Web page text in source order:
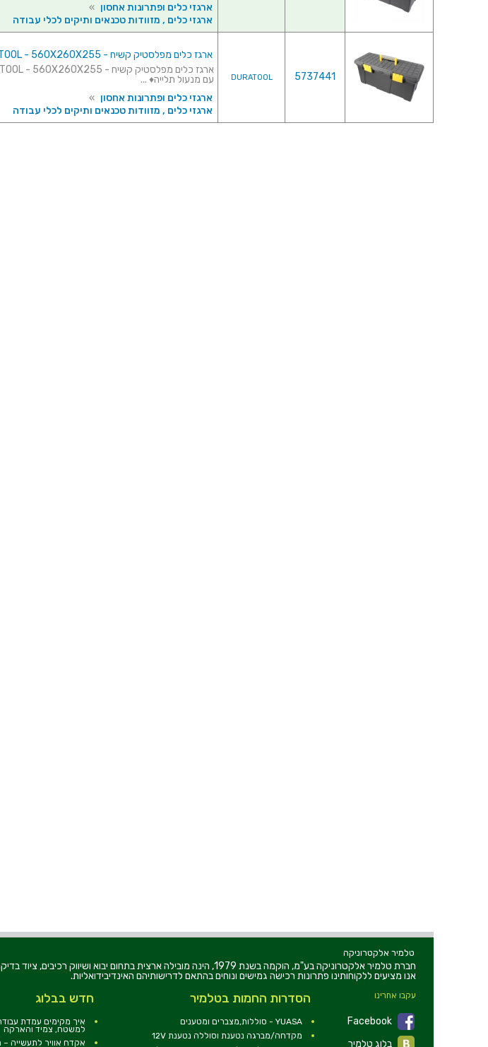
ארגזי כלים ופתרונות אחסון »
ארגזי כלים , מזוודות טכנאים ותיקים לכלי עבודה
5737441
DURATOOL
ארגז כלים מפלסטיק קשיח - DURATOOL - 560X260X255
עם מנעול תלייה♦ ...
ארגזי כלים ופתרונות אחסון »
ארגזי כלים , מזוודות טכנאים ותיקים לכלי עבודה
טלמיר אלקטרוניקה
חברת טלמיר אלקטרוניקה בע"מ, הוקמה בשנת 1979, הינה מובילה ארצית בתחום
אנו מציעים ללקוחותינו פתרונות רכישה גמישים ונוחים בהתאם לדרישותיהם האינדיבידואליות.
עקבו אחרינו
Facebook
חדש בבלוג
למשטח, צמיד והארקה
אקדח אוויר לתעשייה
הסדרות החמות בטלמיר
YUASA - סוללות,מצברים ומטענים
מקדחה/מברגה נטענת וסוללה נטענת 12V